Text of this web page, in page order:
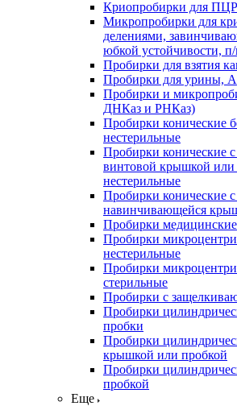
Криопробирки для
Микропробирки для
делениями,
юбкой устойчивости,
Пробирки для взятия
Пробирки для урины,
Пробирки и
ДНКаз и РНКаз)
Пробирки конические
нестерильные
Пробирки конические
винтовой крышкой или
нестерильные
Пробирки конические
навинчивающейся
Пробирки медицинские
Пробирки
нестерильные
Пробирки
стерильные
Пробирки с
Пробирки
пробки
Пробирки
крышкой или пробкой
Пробирки
пробкой
Еще